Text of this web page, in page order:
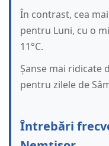
În contrast, cea
pentru Luni, cu o
11°C.
Șanse mai ridicate
pentru zilele de
Întrebări